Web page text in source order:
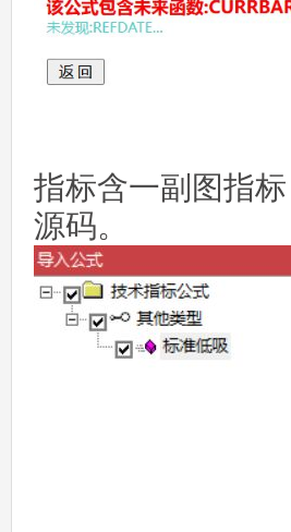
指标含一副图指
源码。